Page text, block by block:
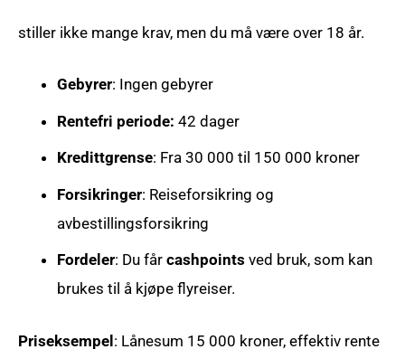
stiller ikke mange krav, men du må være over 18 år.
Gebyrer: Ingen gebyrer
Rentefri periode: 42 dager
Kredittgrense: Fra 30 000 til 150 000 kroner
Forsikringer: Reiseforsikring og
avbestillingsforsikring
Fordeler: Du får cashpoints ved bruk, som kan
brukes til å kjøpe flyreiser.
Priseksempel: Lånesum 15 000 kroner, effektiv rente